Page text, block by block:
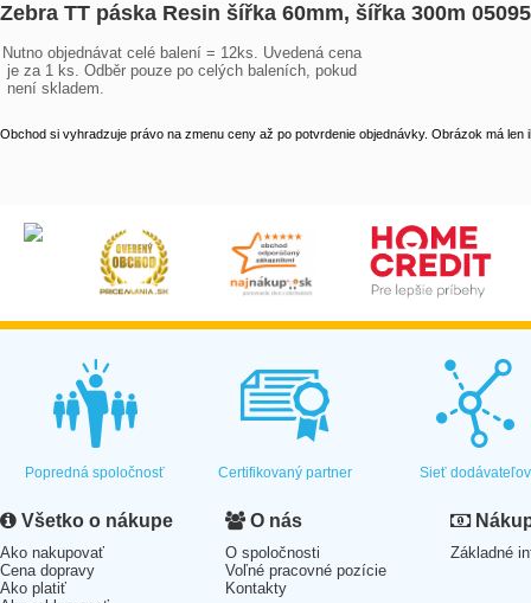
Zebra TT páska Resin šířka 60mm, šířka 300m
Nutno objednávat celé balení = 12ks. Uvedená cena
není skladem.
Obchod si vyhradzuje právo na zmenu ceny až po potvrdenie objednávky. Obrázok má len
Popredná spoločnosť Certifikovaný partner Sieť dodávateľov
Všetko o nákupe
Ako nakupovať
Cena dopravy
Ako platiť
O nás
O spoločnosti
Voľné pracovné pozície
Kontakty
Základné